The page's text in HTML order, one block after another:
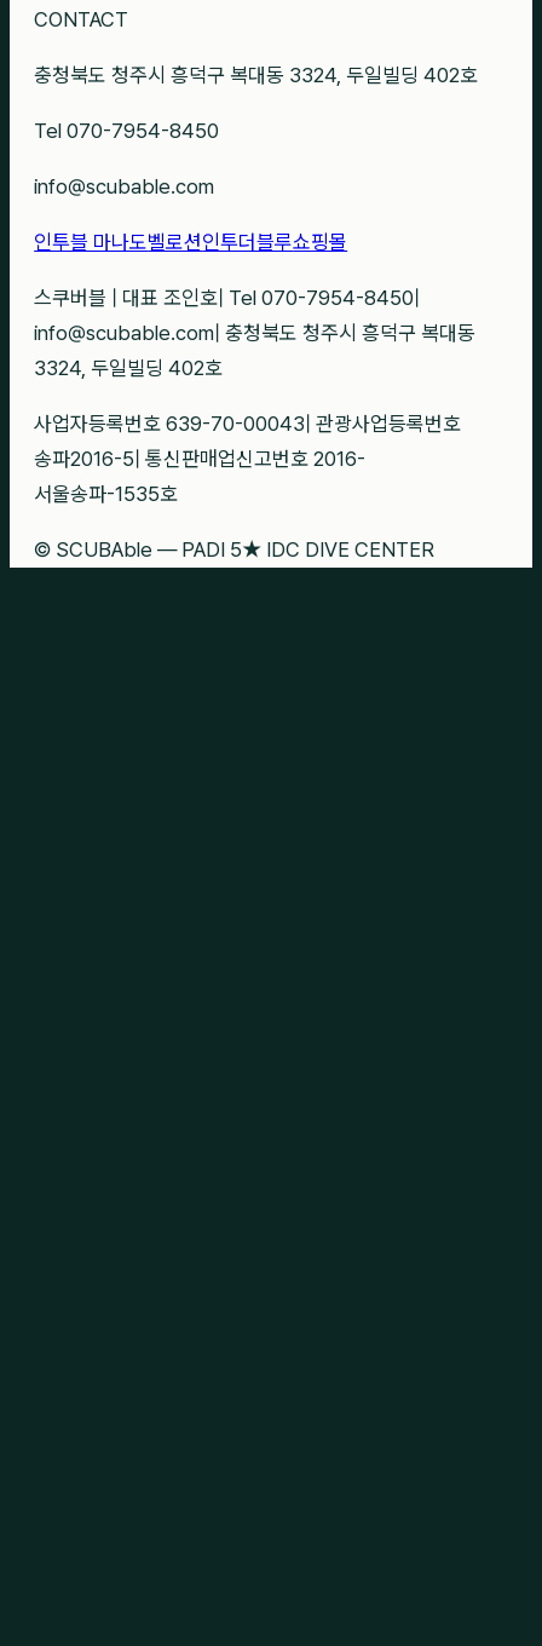
CONTACT
충청북도 청주시 흥덕구 복대동 3324, 두일빌딩 402호
Tel 070-7954-8450
info@scubable.com
인투블 마나도벨로션인투더블루쇼핑몰
스쿠버블 대표 조인호 Tel 070-7954-8450
info@scubable.com 충청북도 청주시 흥덕구 복대동
3324, 두일빌딩 402호
사업자등록번호 639-70-00043 관광사업등록번호
송파2016-5 통신판매업신고번호 2016-
서울송파-1535호
© SCUBAble — PADI 5★ IDC DIVE CENTER